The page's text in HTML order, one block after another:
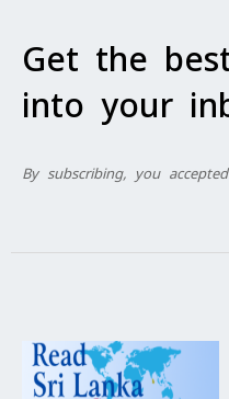
Get the
into your
By subscribing, you